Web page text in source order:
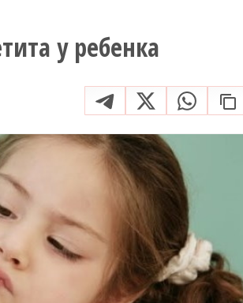
у ребенка